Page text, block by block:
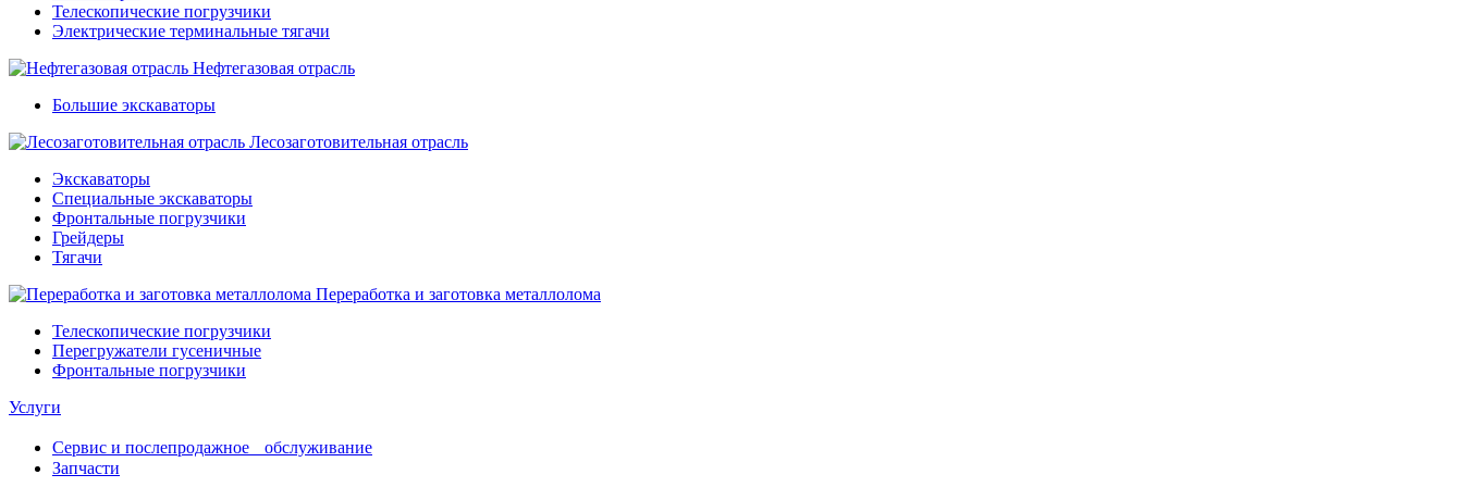
Телескопические погрузчики
Электрические терминальные тягачи
Нефтегазовая отрасль
Большие экскаваторы
Лесозаготовительная отрасль
Экскаваторы
Специальные экскаваторы
Фронтальные погрузчики
Грейдеры
Тягачи
Переработка и заготовка металлолома
Телескопические погрузчики
Перегружатели гусеничные
Фронтальные погрузчики
Услуги
Сервис и послепродажное обслуживание
Запчасти